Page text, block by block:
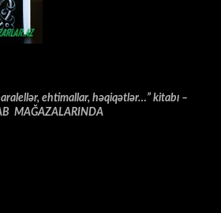
ehtimallar, həqiqətlər…” kitabı –
MAĞAZALARINDA